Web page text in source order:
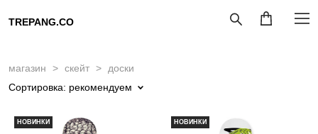
TREPANG.CO
магазин > скейт >
доски
Сортировка: рекомендуем
НОВИНКИ НОВИНКИ